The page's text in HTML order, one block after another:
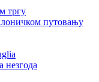
тргу
путовању
незгода